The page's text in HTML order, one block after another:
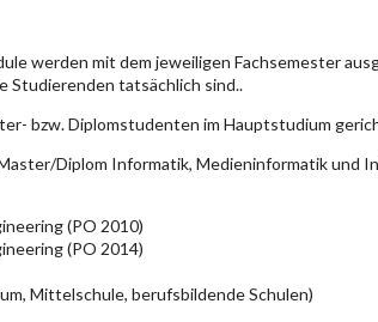
werden mit dem jeweiligen Fachsemester
Studierenden tatsächlich sind..
bzw. Diplomstudenten im Hauptstudium
Diplom Informatik, Medieninformatik
(PO 2010)
(PO 2014)
Mittelschule, berufsbildende Schulen)